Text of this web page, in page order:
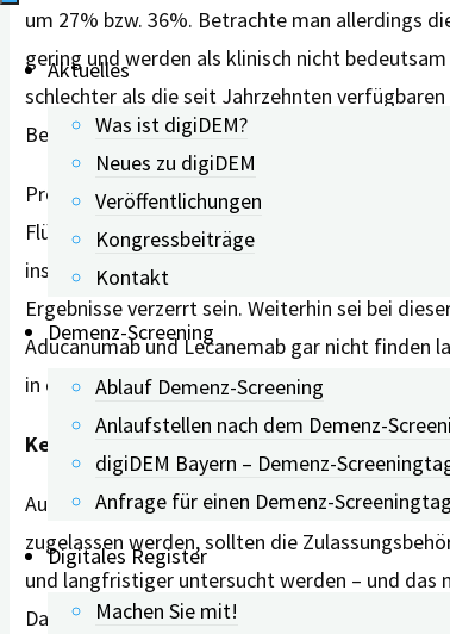
Aktuelles
Was ist digiDEM?
Neues zu digiDEM
Veröffentlichungen
Kongressbeiträge
Kontakt
Demenz-Screening
Ablauf Demenz-Screening
Anlaufstellen nach dem Demenz-
digiDEM Bayern – Demenz-
Anfrage für einen Demenz-Screeningtag
Digitales Register
Machen Sie mit!
um 27% bzw. 36%. Betrachte man allerdings
gering und werden als klinisch nicht
schlechter als die seit Jahrzehnten
Berechnungen durchgeführt und die geringe
Problematisch seien zudem die potenziellen
Flüssigkeitseinlagerungen (ARIA-E) und
insbesondere die Flüssigkeitseinlagerungen
Ergebnisse verzerrt sein. Weiterhin sei bei
Aducanumab und Lecanemab gar nicht finden
in der Placebogruppe.
Keine Empfehlung für Medikamente
Aufgrund der vielen Nachteile gibt die
zugelassen werden, sollten die
und langfristiger untersucht werden – und das
Daten für eine unabhängige Bewertung frei